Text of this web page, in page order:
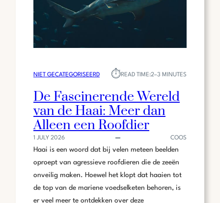
NIET GECATEGORISEERD ⏱︎READ TIME:2–3 MINUTES
De Fascinerende Wereld
van de Haai: Meer dan
Alleen een Roofdier
1 JULY 2026 COOS
Haai is een woord dat bij velen meteen beelden
oproept van agressieve roofdieren die de zeeën
onveilig maken. Hoewel het klopt dat haaien tot
de top van de mariene voedselketen behoren, is
er veel meer te ontdekken over deze